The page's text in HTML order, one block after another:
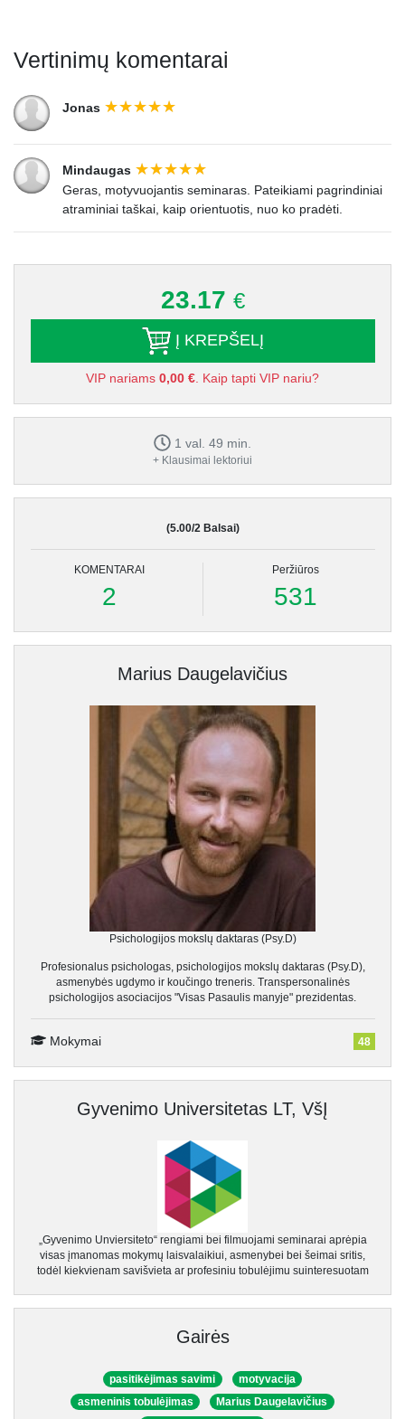
Vertinimų komentarai
Jonas
Mindaugas
Geras, motyvuojantis seminaras. Pateikiami pagrindiniai
atraminiai taškai, kaip orientuotis, nuo ko pradėti.
23.17 €
Į KREPŠELĮ
VIP nariams 0,00 € . Kaip tapti VIP nariu?
1 val. 49 min.
+ Klausimai lektoriui
(5.00/2 Balsai)
KOMENTARAI
2
Peržiūros
531
Marius Daugelavičius
Psichologijos mokslų daktaras (Psy.D)
Profesionalus psichologas, psichologijos mokslų daktaras (Psy.D),
asmenybės ugdymo ir koučingo treneris. Transpersonalinės
psichologijos asociacijos "Visas Pasaulis manyje" prezidentas.
Mokymai 48
Gyvenimo Universitetas LT, VšĮ
„Gyvenimo Unviersiteto“ rengiami bei filmuojami seminarai aprėpia
visas įmanomas mokymų laisvalaikiui, asmenybei bei šeimai sritis,
todėl kiekvienam savišvieta ar profesiniu tobulėjimu suinteresuotam
Gairės
pasitikėjimas savimi
motyvacija
asmeninis tobulėjimas
Marius Daugelavičius